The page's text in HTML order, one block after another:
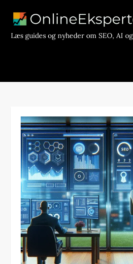
contentLæs guides og nyheder om SEO, AI